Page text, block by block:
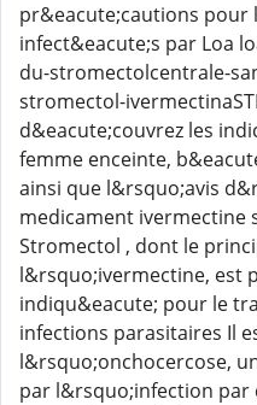
pr&eacute;cautions pour
infect&eacute;s par Loa
du-stromectolcentrale-
stromectol-
d&eacute;couvrez les
femme enceinte,
ainsi que l&rsquo;avis
medicament
Stromectol , dont le
l&rsquo;ivermectine, est
indiqu&eacute; pour le
infections parasitaires Il
l&rsquo;onchocercose,
par l&rsquo;infection par